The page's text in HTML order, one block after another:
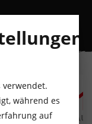
DI
11
AUGUST
verwendet.
während es
auf